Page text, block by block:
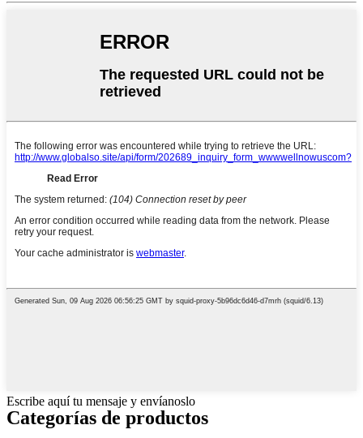
Escribe aquí tu mensaje y envíanoslo
Categorías de productos